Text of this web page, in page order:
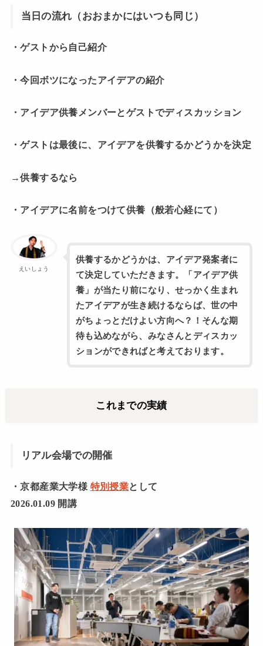
当日の流れ（おおまかにはいつも同じ）
・ゲストから自己紹介
・今回ボツになったアイデアの紹介
・アイデア供養メンバーとゲストでディスカッション
・ゲストは最後に、アイデアを供養するかどうかを決定
→供養するなら
・アイデアに名前をつけて供養（般若心経にて）
えいしょう
供養するかどうかは、アイデア発案者に
て決定していただきます。「アイデア供
養」が当たり前になり、せっかく生まれ
たアイデアが生き続けるならば、世の中
がちょっとだけよい方向へ？！そんな期
待も込めながら、みなさんとディスカッ
ションができればと考えております。
これまでの実績
リアル会場での開催
・京都産業大学様 特別授業として
2026.01.09 開講